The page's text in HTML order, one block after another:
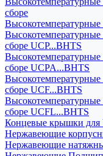
сборе
сборе UCP...BHTS
сборе UCPA...BHTS
сборе UCF...BHTS
сборе UCFL...BHTS
Концевые крышки для
Нержавеющие
Нержавеющие